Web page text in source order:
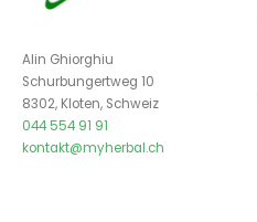
Alin Ghiorghiu
Schurbungertweg 10
8302, Kloten, Schweiz
044 554 91 91
kontakt@myherbal.ch